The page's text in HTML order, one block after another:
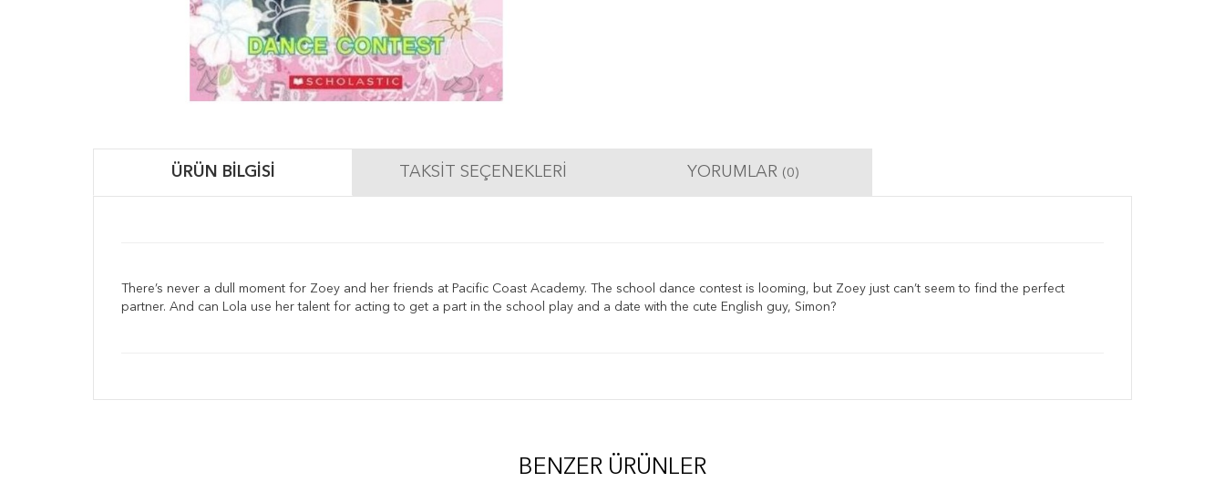
ÜRÜN BILGISI TAKSIT SEÇENEKLERI YORUMLAR (0)
There’s never a dull moment for Zoey and her friends at Pacific Coast Academy. The school dance contest is looming, but Zoey just can’t seem to find the perfect
partner. And can Lola use her talent for acting to get a part in the school play and a date with the cute English guy, Simon?
BENZER ÜRÜNLER